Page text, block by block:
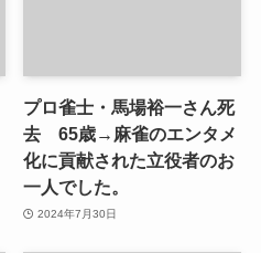
プロ雀士・馬場裕一さん死
去 65歳→麻雀のエンタメ
化に貢献された立役者のお
一人でした。
2024年7月30日